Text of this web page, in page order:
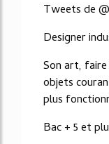
Tweets de
Designer
Son art,
objets
plus
Bac + 5 et